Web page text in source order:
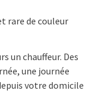
rare de couleur
un chauffeur. Des
une journée
votre domicile